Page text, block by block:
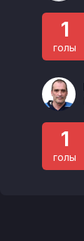
1
голы
1
голы